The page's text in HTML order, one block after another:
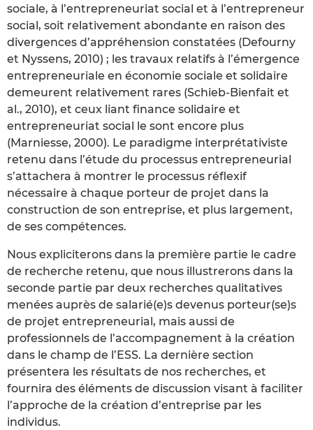
sociale, à l’entrepreneuriat social et à l’entrepreneur
social, soit relativement abondante en raison des
divergences d’appréhension constatées (Defourny
et Nyssens, 2010) ; les travaux relatifs à l’émergence
entrepreneuriale en économie sociale et solidaire
demeurent relativement rares (Schieb-Bienfait et
al., 2010), et ceux liant finance solidaire et
entrepreneuriat social le sont encore plus
(Marniesse, 2000). Le paradigme interprétativiste
retenu dans l’étude du processus entrepreneurial
s’attachera à montrer le processus réflexif
nécessaire à chaque porteur de projet dans la
construction de son entreprise, et plus largement,
de ses compétences.
Nous expliciterons dans la première partie le cadre
de recherche retenu, que nous illustrerons dans la
seconde partie par deux recherches qualitatives
menées auprès de salarié(e)s devenus porteur(se)s
de projet entrepreneurial, mais aussi de
professionnels de l’accompagnement à la création
dans le champ de l’ESS. La dernière section
présentera les résultats de nos recherches, et
fournira des éléments de discussion visant à faciliter
l’approche de la création d’entreprise par les
individus.